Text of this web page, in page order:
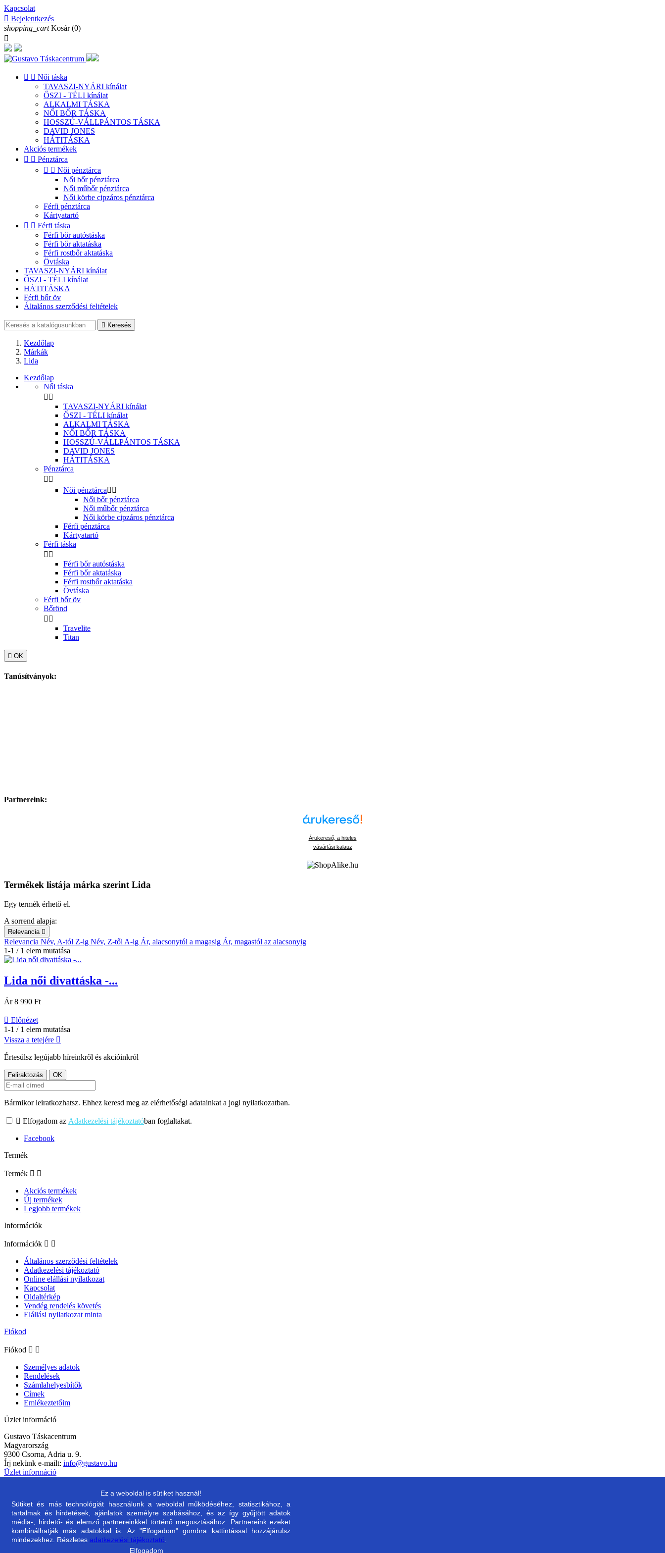
Kapcsolat
 Bejelentkezés
shopping_cart Kosár (0)

  Női táska
TAVASZI-NYÁRI kínálat
ŐSZI - TÉLI kínálat
ALKALMI TÁSKA
NŐI BŐR TÁSKA
HOSSZÚ-VÁLLPÁNTOS TÁSKA
DAVID JONES
HÁTITÁSKA
Akciós termékek
  Pénztárca
  Női pénztárca
Női bőr pénztárca
Női műbőr pénztárca
Női körbe cipzáros pénztárca
Férfi pénztárca
Kártyatartó
  Férfi táska
Férfi bőr autóstáska
Férfi bőr aktatáska
Férfi rostbőr aktatáska
Övtáska
TAVASZI-NYÁRI kínálat
ŐSZI - TÉLI kínálat
HÁTITÁSKA
Férfi bőr öv
Általános szerződési feltételek
 Keresés
Kezdőlap
Márkák
Lida
Kezdőlap
Női táska
 
TAVASZI-NYÁRI kínálat
ŐSZI - TÉLI kínálat
ALKALMI TÁSKA
NŐI BŐR TÁSKA
HOSSZÚ-VÁLLPÁNTOS TÁSKA
DAVID JONES
HÁTITÁSKA
Pénztárca
 
Női pénztárca 
Női bőr pénztárca
Női műbőr pénztárca
Női körbe cipzáros pénztárca
Férfi pénztárca
Kártyatartó
Férfi táska
 
Férfi bőr autóstáska
Férfi bőr aktatáska
Férfi rostbőr aktatáska
Övtáska
Férfi bőr öv
Bőrönd
 
Travelite
Titan
 OK
Tanúsítványok:
Partnereink:
Árukereső, a hiteles
vásárlási kalauz
Termékek listája márka szerint Lida
Egy termék érhető el.
A sorrend alapja:
Relevancia 
Relevancia Név, A-tól Z-ig Név, Z-től A-ig Ár, alacsonytól a magasig Ár, magastól az alacsonyig
1-1 / 1 elem mutatása
Lida női divattáska -...
Ár 8 990 Ft
 Előnézet
1-1 / 1 elem mutatása
Vissza a tetejére 
Értesülsz legújabb híreinkről és akcióinkról
Bármikor leiratkozhatsz. Ehhez keresd meg az elérhetőségi adatainkat a jogi nyilatkozatban.
 Elfogadom az Adatkezelési tájékoztatóban foglaltakat.
Facebook
Termék
Termék  
Akciós termékek
Új termékek
Legjobb termékek
Információk
Információk  
Általános szerződési feltételek
Adatkezelési tájékoztató
Online elállási nyilatkozat
Kapcsolat
Oldaltérkép
Vendég rendelés követés
Elállási nyilatkozat minta
Fiókod
Fiókod  
Személyes adatok
Rendelések
Számlahelyesbítők
Címek
Emlékeztetőim
Üzlet információ
Gustavo Táskacentrum
Magyarország
9300 Csorna, Adria u. 9.
Írj nekünk e-mailt: info@gustavo.hu
Üzlet információ
Ez a weboldal is sütiket használ!
Sütiket és más technológiát használunk a weboldal működéséhez, statisztikához, a
tartalmak és hirdetések, ajánlatok személyre szabásához, és az így gyűjtött adatok
média-, hirdető- és elemző partnereinkkel történő megosztásához. Partnereink ezeket
kombinálhatják más adatokkal is. Az "Elfogadom" gombra kattintással hozzájárulsz
mindezekhez. Részletes adatkezelési tájékoztató
Elfogadom